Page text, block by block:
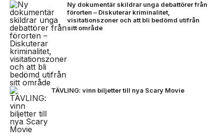
Ny dokumentär skildrar unga debattörer från
förorten – Diskuterar kriminalitet,
visitationszoner och att bli bedömd utifrån
sitt område
TÄVLING: vinn biljetter till nya Scary Movie